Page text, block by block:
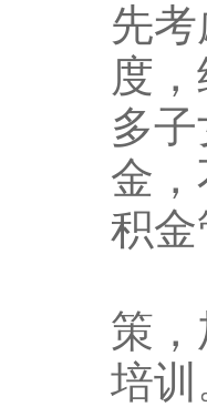
先
度
多
金
积
（
策
培